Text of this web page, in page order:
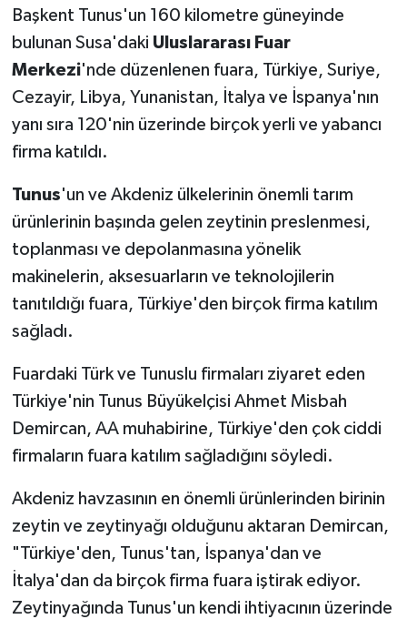
Başkent Tunus'un 160 kilometre güneyinde
bulunan Susa'daki Uluslararası Fuar
Merkezi'nde düzenlenen fuara, Türkiye, Suriye,
Cezayir, Libya, Yunanistan, İtalya ve İspanya'nın
yanı sıra 120'nin üzerinde birçok yerli ve yabancı
firma katıldı.
Tunus'un ve Akdeniz ülkelerinin önemli tarım
ürünlerinin başında gelen zeytinin preslenmesi,
toplanması ve depolanmasına yönelik
makinelerin, aksesuarların ve teknolojilerin
tanıtıldığı fuara, Türkiye'den birçok firma katılım
sağladı.
Fuardaki Türk ve Tunuslu firmaları ziyaret eden
Türkiye'nin Tunus Büyükelçisi Ahmet Misbah
Demircan, AA muhabirine, Türkiye'den çok ciddi
firmaların fuara katılım sağladığını söyledi.
Akdeniz havzasının en önemli ürünlerinden birinin
zeytin ve zeytinyağı olduğunu aktaran Demircan,
"Türkiye'den, Tunus'tan, İspanya'dan ve
İtalya'dan da birçok firma fuara iştirak ediyor.
Zeytinyağında Tunus'un kendi ihtiyacının üzerinde